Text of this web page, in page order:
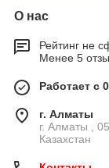
О нас
Рейтинг не
Менее 5
Работает с
г. Алматы
г. Алматы ,
Казахстан